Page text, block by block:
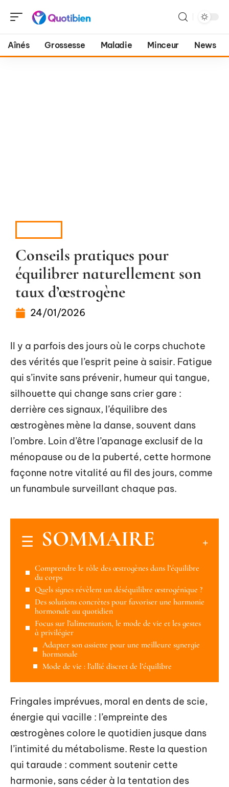
Aînés Grossesse Maladie Minceur News
Conseils pratiques pour
équilibrer naturellement son
taux d’œstrogène
24/01/2026
Il y a parfois des jours où le corps chuchote
des vérités que l’esprit peine à saisir. Fatigue
qui s’invite sans prévenir, humeur qui tangue,
silhouette qui change sans crier gare :
derrière ces signaux, l’équilibre des
œstrogènes mène la danse, souvent dans
l’ombre. Loin d’être l’apanage exclusif de la
ménopause ou de la puberté, cette hormone
façonne notre vitalité au fil des jours, comme
un funambule surveillant chaque pas.
SOMMAIRE
Comprendre le rôle des œstrogènes dans l’équilibre
du corps
Quels signes révèlent un déséquilibre œstrogénique ?
Des solutions concrètes pour favoriser une harmonie
hormonale au quotidien
Focus sur l’alimentation, le mode de vie et les gestes
à privilégier
Adapter son assiette pour une meilleure synergie
hormonale
Mode de vie : l’allié discret de l’équilibre
Fringales imprévues, moral en dents de scie,
énergie qui vacille : l’empreinte des
œstrogènes colore le quotidien jusque dans
l’intimité du métabolisme. Reste la question
qui taraude : comment soutenir cette
harmonie, sans céder à la tentation des